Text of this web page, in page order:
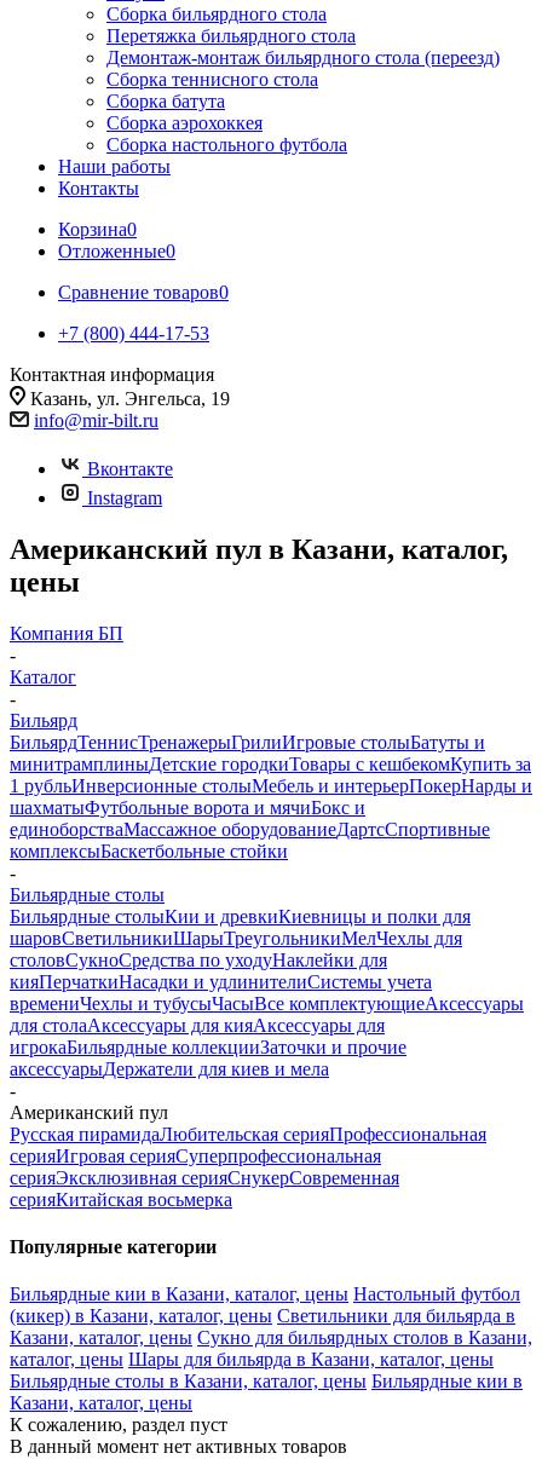
Сборка бильярдного стола
Перетяжка бильярдного стола
Демонтаж-монтаж бильярдного стола (переезд)
Сборка теннисного стола
Сборка батута
Сборка аэрохоккея
Сборка настольного футбола
Наши работы
Контакты
Корзина0
Отложенные0
Сравнение товаров0
+7 (800) 444-17-53
Контактная информация
Казань, ул. Энгельса, 19
info@mir-bilt.ru
Вконтакте
Instagram
Американский пул в Казани, каталог,
цены
Компания БП
-
Каталог
-
Бильярд
БильярдТеннисТренажерыГрилиИгровые столыБатуты и
минитрамплиныДетские городкиТовары с кешбекомКупить за
1 рубльИнверсионные столыМебель и интерьерПокерНарды и
шахматыФутбольные ворота и мячиБокс и
единоборстваМассажное оборудованиеДартсСпортивные
комплексыБаскетбольные стойки
-
Бильярдные столы
Бильярдные столыКии и древкиКиевницы и полки для
шаровСветильникиШарыТреугольникиМелЧехлы для
столовСукноСредства по уходуНаклейки для
кияПерчаткиНасадки и удлинителиСистемы учета
времениЧехлы и тубусыЧасыВсе комплектующиеАксессуары
для столаАксессуары для кияАксессуары для
игрокаБильярдные коллекцииЗаточки и прочие
аксессуарыДержатели для киев и мела
-
Американский пул
Русская пирамидаЛюбительская серияПрофессиональная
серияИгровая серияСуперпрофессиональная
серияЭксклюзивная серияСнукерСовременная
серияКитайская восьмерка
Популярные категории
Бильярдные кии в Казани, каталог, цены Настольный футбол
(кикер) в Казани, каталог, цены Светильники для бильярда в
Казани, каталог, цены Сукно для бильярдных столов в Казани,
каталог, цены Шары для бильярда в Казани, каталог, цены
Бильярдные столы в Казани, каталог, цены Бильярдные кии в
Казани, каталог, цены
К сожалению, раздел пуст
В данный момент нет активных товаров